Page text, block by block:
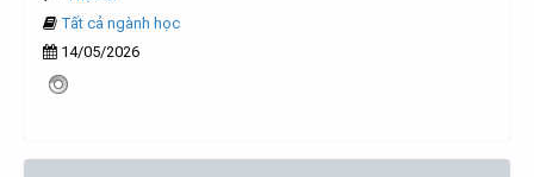
Tất cả ngành học
14/05/2026